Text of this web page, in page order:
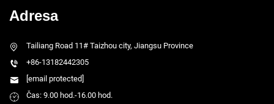
Adresa
Tailiang Road 11# Taizhou city, Jiangsu Province
+86-13182442305
[email protected]
Čas: 9.00 hod.-16.00 hod.